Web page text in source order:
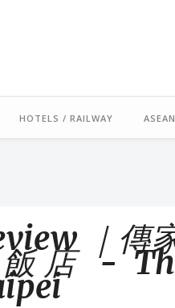
HOTELS / RAILWAY ASEAN
｜傳
店 -